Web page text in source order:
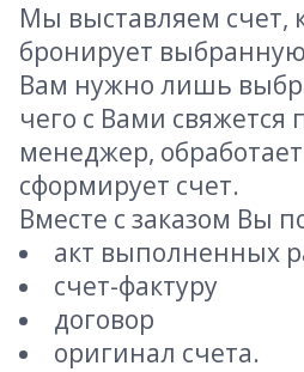
Мы выставляем счет,
бронирует
Вам нужно лишь
чего с Вами
менеджер, обработает
сформирует счет.
Вместе с заказом Вы
акт выполненных
счет-фактуру
договор
оригинал счета.